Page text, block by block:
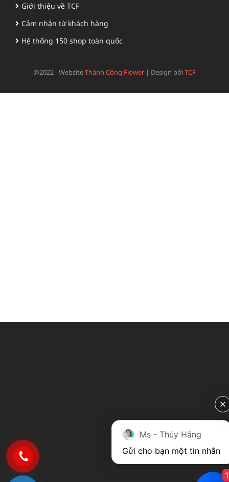
Giới thiệu về TCF
Cảm nhận từ khách hàng
Hệ thống 150 shop toàn quốc
@2022 - WebsiteThành Công Flower | Design bởiTCF
Ms - Thúy Hằng
Gửi cho bạn một tin nhắn
1